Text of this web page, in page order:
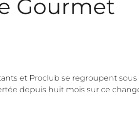
Gourmet
et Proclub se regroupent
depuis huit mois sur ce